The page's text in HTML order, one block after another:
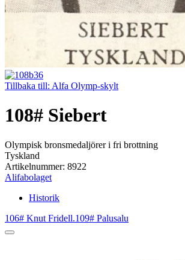
Tillbaka till: Alfa Olymp-skylt
108# Siebert
Olympisk bronsmedaljörer i fri brottning
Tyskland
Artikelnummer: 8922
Alifabolaget
Historik
106# Knut Fridell.109# Palusalu